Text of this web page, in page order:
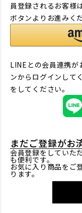
員登録されるお客様
ボタンよりお進みく
LINEとの会員連携が
ンからログインして
をしてください。
まだご登録がお
会員登録をしていた
も便利です。
お気に入り商品をご
ります。